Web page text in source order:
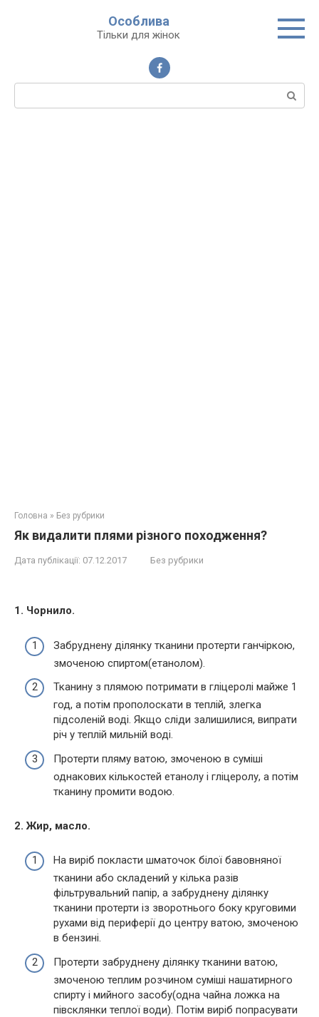
Особлива
Тільки для жінок
Пошук:
Головна » Без рубрики
Як видалити плями різного походження?
Дата публікації: 07.12.2017 Без рубрики
1. Чорнило.
Забруднену ділянку тканини протерти ганчіркою,
змоченою спиртом(етанолом).
Тканину з плямою потримати в гліцеролі майже 1
год, а потім прополоскати в теплій, злегка
підсоленій воді. Якщо сліди залишилися, випрати
річ у теплій мильній воді.
Протерти пляму ватою, змоченою в суміші
однакових кількостей етанолу і гліцеролу, а потім
тканину промити водою.
2. Жир, масло.
На виріб покласти шматочок білої бавовняної
тканини або складений у кілька разів
фільтрувальний папір, а забруднену ділянку
тканини протерти із зворотнього боку круговими
рухами від периферії до центру ватою, змоченою
в бензині.
Протерти забруднену ділянку тканини ватою,
змоченою теплим розчином суміші нашатирного
спирту і мийного засобу(одна чайна ложка на
півсклянки теплої води). Потім виріб попрасувати